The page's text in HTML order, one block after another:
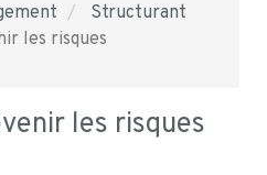
Structurant
les risques
les risques